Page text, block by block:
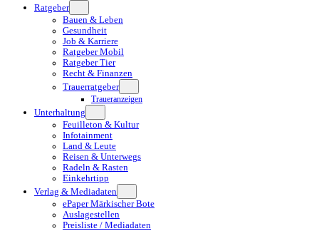
Ratgeber
Bauen & Leben
Gesundheit
Job & Karriere
Ratgeber Mobil
Ratgeber Tier
Recht & Finanzen
Trauerratgeber
Traueranzeigen
Unterhaltung
Feuilleton & Kultur
Infotainment
Land & Leute
Reisen & Unterwegs
Radeln & Rasten
Einkehrtipp
Verlag & Mediadaten
ePaper Märkischer Bote
Auslagestellen
Preisliste / Mediadaten